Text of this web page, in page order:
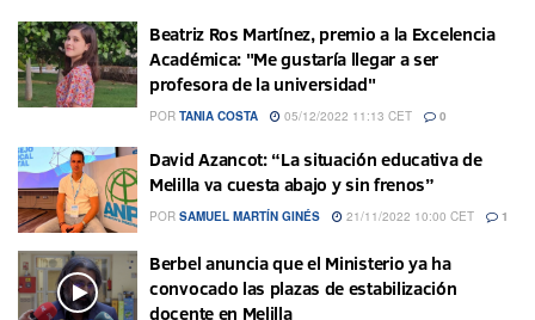
Beatriz Ros Martínez, premio a la Excelencia
Académica: "Me gustaría llegar a ser
profesora de la universidad"
POR TANIA COSTA 05/12/2022 11:13 CET 0
David Azancot: “La situación educativa de
Melilla va cuesta abajo y sin frenos”
POR SAMUEL MARTÍN GINÉS 21/11/2022 10:00 CET 1
Berbel anuncia que el Ministerio ya ha
convocado las plazas de estabilización
docente en Melilla